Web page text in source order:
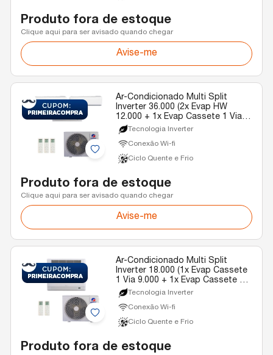
Produto fora de estoque
Clique aqui para ser avisado quando chegar
Avise-me
Ar-Condicionado Multi Split
Inverter 36.000 (2x Evap HW
12.000 + 1x Evap Cassete 1 Via
22.000) Gree Quente/Frio R-32
220v
Tecnologia Inverter
Conexão Wi-fi
Ciclo Quente e Frio
Produto fora de estoque
Clique aqui para ser avisado quando chegar
Avise-me
Ar-Condicionado Multi Split
Inverter 18.000 (1x Evap Cassete
1 Via 9.000 + 1x Evap Cassete 1
Via 12.000) Gree Quente/Frio R-
32 220v
Tecnologia Inverter
Conexão Wi-fi
Ciclo Quente e Frio
Produto fora de estoque